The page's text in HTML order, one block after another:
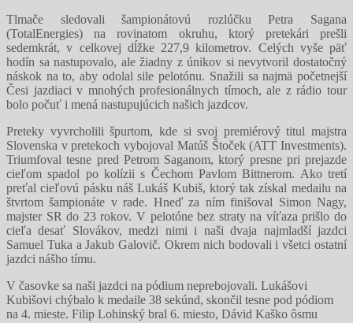
Tlmače sledovali šampionátovú rozlúčku Petra Sagana
(TotalEnergies) na rovinatom okruhu, ktorý pretekári prešli
sedemkrát, v celkovej dĺžke 227,9 kilometrov. Celých vyše päť
hodín sa nastupovalo, ale žiadny z únikov si nevytvoril dostatočný
náskok na to, aby odolal sile pelotónu. Snažili sa najmä početnejší
Česi jazdiaci v mnohých profesionálnych tímoch, ale z rádio tour
bolo počuť i mená nastupujúcich našich jazdcov.
Preteky vyvrcholili špurtom, kde si svoj premiérový titul majstra
Slovenska v pretekoch vybojoval Matúš Štoček (ATT Investments).
Triumfoval tesne pred Petrom Saganom, ktorý presne pri prejazde
cieľom spadol po kolízii s Čechom Pavlom Bittnerom. Ako tretí
preťal cieľovú pásku náš Lukáš Kubiš, ktorý tak získal medailu na
štvrtom šampionáte v rade. Hneď za ním finišoval Simon Nagy,
majster SR do 23 rokov. V pelotóne bez straty na víťaza prišlo do
cieľa desať Slovákov, medzi nimi i naši dvaja najmladší jazdci
Samuel Tuka a Jakub Galovič. Okrem nich bodovali i všetci ostatní
jazdci nášho tímu.
V časovke sa naši jazdci na pódium neprebojovali. Lukášovi
Kubišovi chýbalo k medaile 38 sekúnd, skončil tesne pod pódiom
na 4. mieste. Filip Lohinský bral 6. miesto, Dávid Kaško ôsmu